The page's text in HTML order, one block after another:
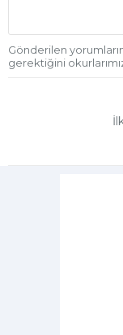
Gönderilen
gerektiğini